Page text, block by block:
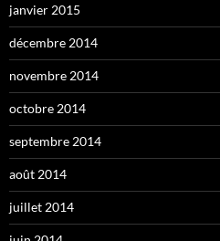
janvier 2015
décembre 2014
novembre 2014
octobre 2014
septembre 2014
août 2014
juillet 2014